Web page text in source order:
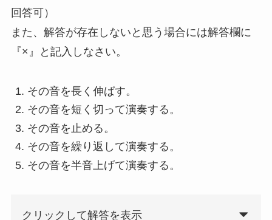
回答可）
また、解答が存在しないと思う場合には解答欄に
『×』と記入しなさい。
その音を長く伸ばす。
その音を短く切って演奏する。
その音を止める。
その音を繰り返して演奏する。
その音を半音上げて演奏する。
クリックして解答を表示